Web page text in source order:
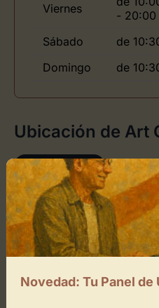
Viernes
- 20:00
Sábado
de
Domingo
de
Ubicación de Art
Cómo llegar
+
−
Novedad: Tu Panel de